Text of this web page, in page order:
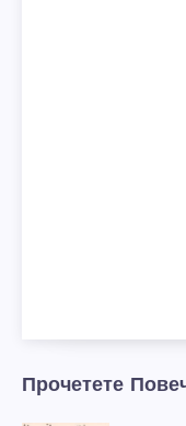
Прочетете